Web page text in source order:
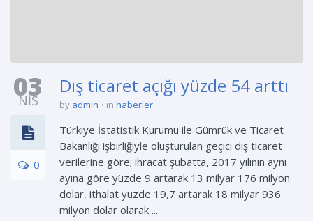
03
NIS
0
Dış ticaret açığı yüzde 54 arttı
by admin in haberler
Türkiye İstatistik Kurumu ile Gümrük ve Ticaret
Bakanlığı işbirliğiyle oluşturulan geçici dış ticaret
verilerine göre; ihracat şubatta, 2017 yılının aynı
ayına göre yüzde 9 artarak 13 milyar 176 milyon
dolar, ithalat yüzde 19,7 artarak 18 milyar 936
milyon dolar olarak ...